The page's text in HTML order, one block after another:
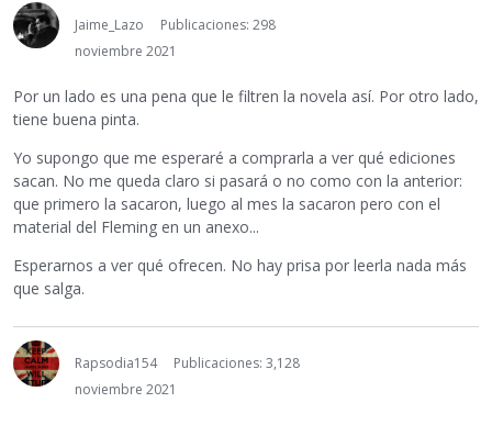
Jaime_Lazo
Publicaciones: 298
noviembre 2021
Por un lado es una pena que le filtren la novela así. Por otro lado,
tiene buena pinta.
Yo supongo que me esperaré a comprarla a ver qué ediciones
sacan. No me queda claro si pasará o no como con la anterior:
que primero la sacaron, luego al mes la sacaron pero con el
material del Fleming en un anexo...
Esperarnos a ver qué ofrecen. No hay prisa por leerla nada más
que salga.
Rapsodia154
Publicaciones: 3,128
noviembre 2021